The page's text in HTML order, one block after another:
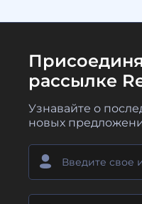
рассылке
Узнавайте о
новых